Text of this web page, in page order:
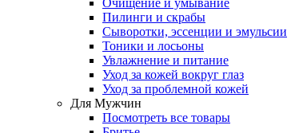
Очищение и умывание
Пилинги и скрабы
Сыворотки, эссенции и эмульсии
Тоники и лосьоны
Увлажнение и питание
Уход за кожей вокруг глаз
Уход за проблемной кожей
Для Мужчин
Посмотреть все товары